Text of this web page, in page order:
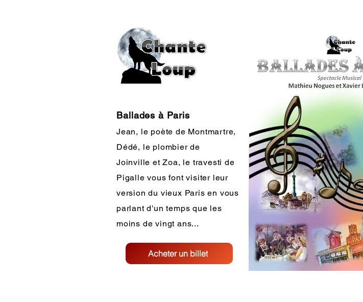
Ballades à Paris
Jean, le poète de Montmartre,
Dédé, le plombier de
Joinville et Zoa, le travesti de
Pigalle vous font visiter leur
version du vieux Paris en vous
parlant d'un temps que les
moins de vingt ans...
Acheter un billet